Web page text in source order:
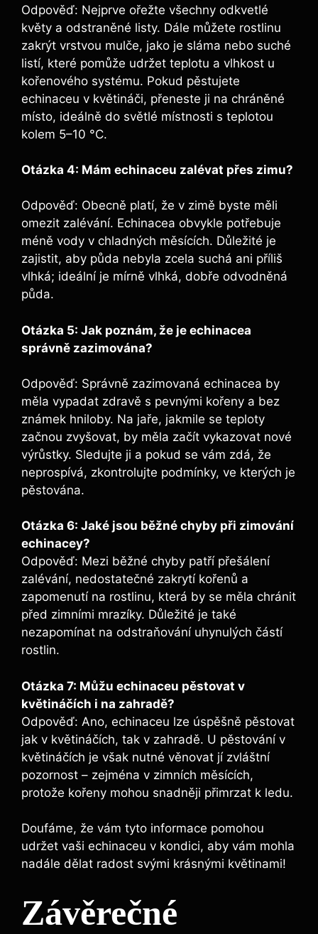
Odpověď: Nejprve ořežte všechny ⁣odkvetlé
⁣květy a odstraněné listy. Dále můžete rostlinu
zakrýt vrstvou mulče, jako ‍je sláma nebo suché
listí, ⁢které pomůže udržet teplotu a ​vlhkost u ​
kořenového⁤ systému. Pokud ⁣pěstujete
echinaceu ⁣v květináči, přeneste ji​ na chráněné
místo, ideálně do světlé místnosti s teplotou
kolem⁤ 5–10⁤ °C.
Otázka ⁢4: Mám​ echinaceu ​zalévat‍ přes zimu?
Odpověď: Obecně platí,⁤ že‌ v zimě byste měli
omezit ⁣zalévání. Echinacea obvykle potřebuje
méně vody v chladných měsících. Důležité je
zajistit,‍ aby ​půda nebyla zcela ⁤suchá​ ani⁢ příliš
vlhká; ⁢ideální⁤ je⁣ mírně⁢ vlhká, dobře odvodněná
půda.
Otázka 5: Jak poznám, že je echinacea
správně ⁤zazimována?
Odpověď: Správně zazimovaná ​echinacea‍ by
měla vypadat zdravě ⁣s ⁢pevnými⁢ kořeny ⁢a bez
známek hniloby. Na jaře, jakmile se teploty
začnou ‌zvyšovat, by měla začít vykazovat nové
výrůstky.‍ Sledujte ⁤ji ⁣a pokud se vám‌ zdá, že
neprospívá, zkontrolujte ⁣podmínky, ​ve ⁣kterých je
pěstována.
Otázka 6: Jaké jsou běžné chyby při zimování
echinacey?
Odpověď: Mezi běžné chyby patří přešálení‍
zalévání, nedostatečné zakrytí ⁤kořenů a ​
zapomenutí na rostlinu, která by se měla chránit​
před ⁣zimními mrazíky. ⁣Důležité je ‍také
nezapomínat na odstraňování uhynulých částí
rostlin.
Otázka ⁢7: ⁣Můžu echinaceu pěstovat v
květináčích i na‍ zahradě?
Odpověď: Ano, echinaceu lze úspěšně pěstovat
⁢jak v květináčích, tak‌ v zahradě. U pěstování‍ v
květináčích je však nutné věnovat​ jí‌ zvláštní‌
pozornost‌ – zejména v zimních měsících,
protože ​kořeny‍ mohou snadněji přimrzat ⁣k ledu.
Doufáme, že ⁢vám ⁣tyto informace pomohou
⁤udržet vaši echinaceu v kondici, aby vám mohla
nadále dělat radost svými​ krásnými květinami!
Závěrečné